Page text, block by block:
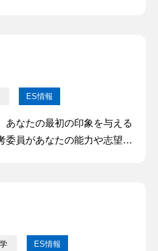
れたエントリーシートを書く
点について解説していきます
ES情報
あなたの最初の印象を与える
委員があなたの能力や志望動
れたエントリーシートを書く
点について解説していきます
ES情報